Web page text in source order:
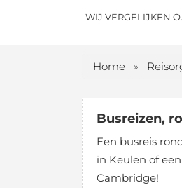
WIJ VERGELIJKEN
Home »
Busreizen,
Een busreis
in Keulen of
Cambridge!